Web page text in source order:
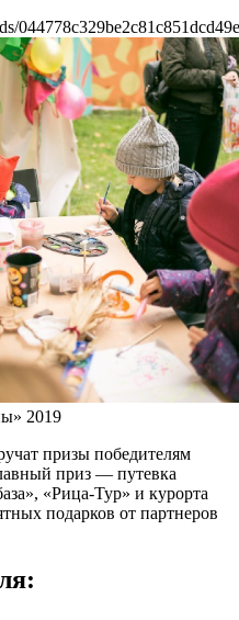
2019
призы победителям
приз — путевка
«Рица-Тур» и курорта
подарков от партнеров